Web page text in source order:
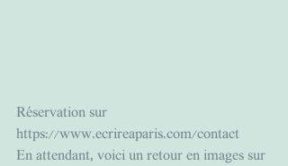
Réservation sur
https://www.ecrireaparis.com/contact
En attendant, voici un retour en images sur